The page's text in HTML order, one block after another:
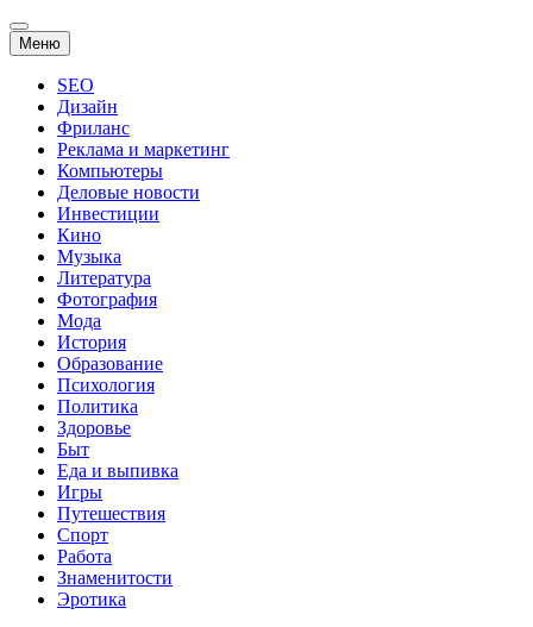
Меню Перейти
к
содержанию
SEO
Дизайн
Фриланс
Реклама и маркетинг
Компьютеры
Деловые новости
Инвестиции
Кино
Музыка
Литература
Фотография
Мода
История
Образование
Психология
Политика
Здоровье
Быт
Еда и выпивка
Игры
Путешествия
Спорт
Работа
Знаменитости
Эротика